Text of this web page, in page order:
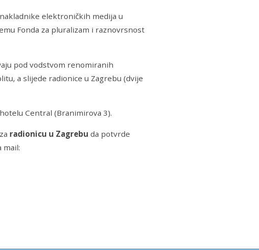
elektroničkih medija u
Fonda za pluralizam i raznovrsnost
pod vodstvom renomiranih
a slijede radionice u Zagrebu (dvije
Central (Branimirova 3).
radionicu u Zagrebu da potvrde
mail: